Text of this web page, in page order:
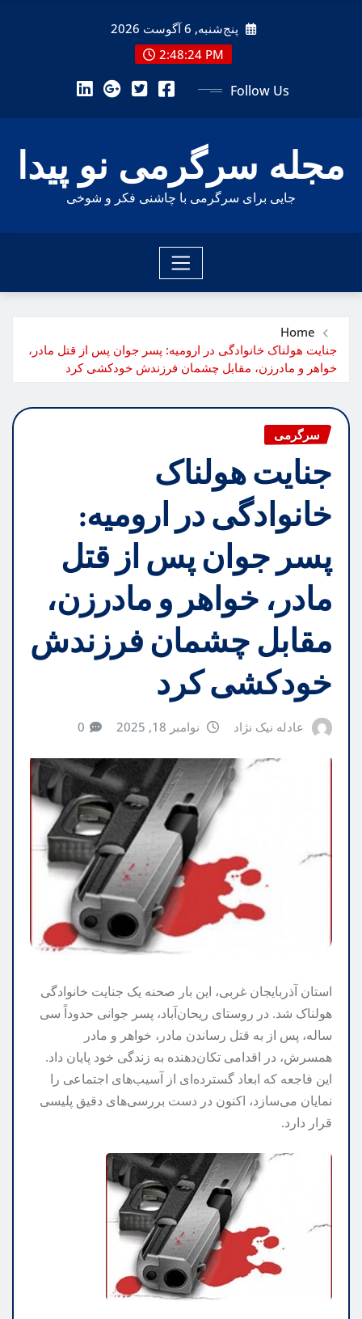
پنج‌شنبه, 6 آگوست 2026
2:48:26 PM
Follow Us
مجله سرگرمی نو پیدا
جایی برای سرگرمی با چاشنی فکر و شوخی
Home
جنایت هولناک خانوادگی در ارومیه: پسر جوان پس از قتل مادر،
خواهر و مادرزن، مقابل چشمان فرزندش خودکشی کرد
سرگرمی
جنایت هولناک
خانوادگی در ارومیه:
پسر جوان پس از قتل
مادر، خواهر و مادرزن،
مقابل چشمان فرزندش
خودکشی کرد
عادله نیک نژاد نوامبر 18, 2025 0
استان آذربایجان غربی، این بار صحنه یک جنایت خانوادگی
هولناک شد. در روستای ریحان‌آباد، پسر جوانی حدوداً سی
ساله، پس از به قتل رساندن مادر، خواهر و مادر
همسرش، در اقدامی تکان‌دهنده به زندگی خود پایان داد.
این فاجعه که ابعاد گسترده‌ای از آسیب‌های اجتماعی را
نمایان می‌سازد، اکنون در دست بررسی‌های دقیق پلیسی
قرار دارد.